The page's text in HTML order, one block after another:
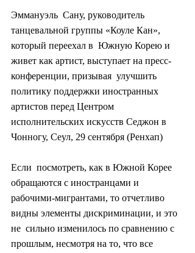
Эммануэль  Сану, руководитель
танцевальной группы «Коуле Кан»,
который переехал в  Южную Корею и
живет как артист, выступает на пресс-
конференции, призывая  улучшить
политику поддержки иностранных
артистов перед Центром
исполнительских искусств Седжон в
Чонногу, Сеул, 29 сентября (Ренхап)
Если  посмотреть, как в Южной Корее
обращаются с иностранцами и
рабочими-мигрантами, то отчетливо
видны элементы дискриминации, и это
не  сильно изменилось по сравнению с
прошлым, несмотря на то, что все